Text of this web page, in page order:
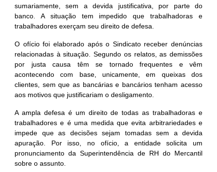
sumariamente, sem a devida justificativa, por parte do
banco. A situação tem impedido que trabalhadoras e
trabalhadores exerçam seu direito de defesa.
O ofício foi elaborado após o Sindicato receber denúncias
relacionadas à situação. Segundo os relatos, as demissões
por justa causa têm se tornado frequentes e vêm
acontecendo com base, unicamente, em queixas dos
clientes, sem que as bancárias e bancários tenham acesso
aos motivos que justificariam o desligamento.
A ampla defesa é um direito de todas as trabalhadoras e
trabalhadores e é uma medida que evita arbitrariedades e
impede que as decisões sejam tomadas sem a devida
apuração. Por isso, no ofício, a entidade solicita um
pronunciamento da Superintendência de RH do Mercantil
sobre o assunto.